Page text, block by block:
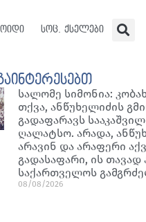
სოც. ქსელები
სალომე სიმონია:
თქვა, ანწუხელიძის
გადაფარავს
ღალატსო. არადა,
არავინ და არაფერი
გადასაფარი, ის თავად
საქართველოს
08/08/2026